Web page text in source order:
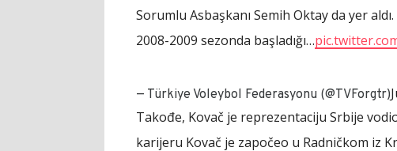
Sorumlu Asbaşkanı Semih Oktay da yer aldı.
2008-2009 sezonda başladığı…
— Türkiye Voleybol Federasyonu (@TVForgtr)
Takođe, Kovač je reprezentaciju Srbije
karijeru Kovač je započeo u Radničkom iz